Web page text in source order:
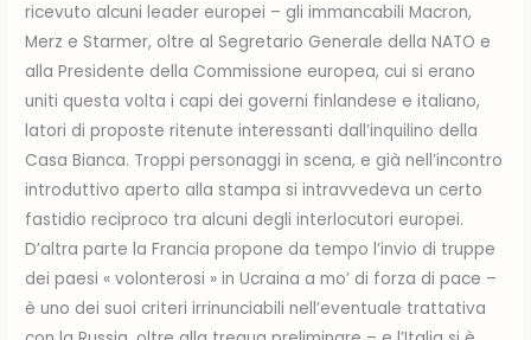
ricevuto alcuni leader europei – gli immancabili Macron,
Merz e Starmer, oltre al Segretario Generale della NATO e
alla Presidente della Commissione europea, cui si erano
uniti questa volta i capi dei governi finlandese e italiano,
latori di proposte ritenute interessanti dall’inquilino della
Casa Bianca. Troppi personaggi in scena, e già nell’incontro
introduttivo aperto alla stampa si intravvedeva un certo
fastidio reciproco tra alcuni degli interlocutori europei.
D’altra parte la Francia propone da tempo l’invio di truppe
dei paesi « volonterosi » in Ucraina a mo’ di forza di pace –
è uno dei suoi criteri irrinunciabili nell’eventuale trattativa